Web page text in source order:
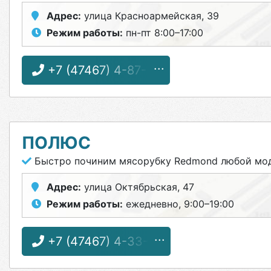
Адрес: улица Красноармейская, 39
Режим работы: пн-пт 8:00–17:00
+7 (47467) 4-87-31
ПОЛЮС
Быстро починим мясорубку Redmond любой
Адрес: улица Октябрьская, 47
Режим работы: ежедневно, 9:00–19:00
+7 (47467) 4-33-17